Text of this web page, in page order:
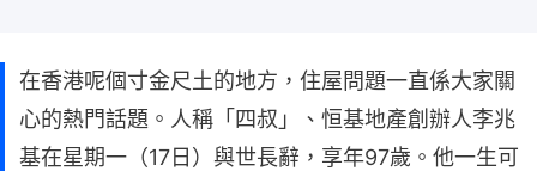
在香港呢個寸金尺土的地方，住屋問題一直係大家關
心的熱門話題。人稱「四叔」、恒基地產創辦人李兆
基在星期一（17日）與世長辭，享年97歲。他一生可